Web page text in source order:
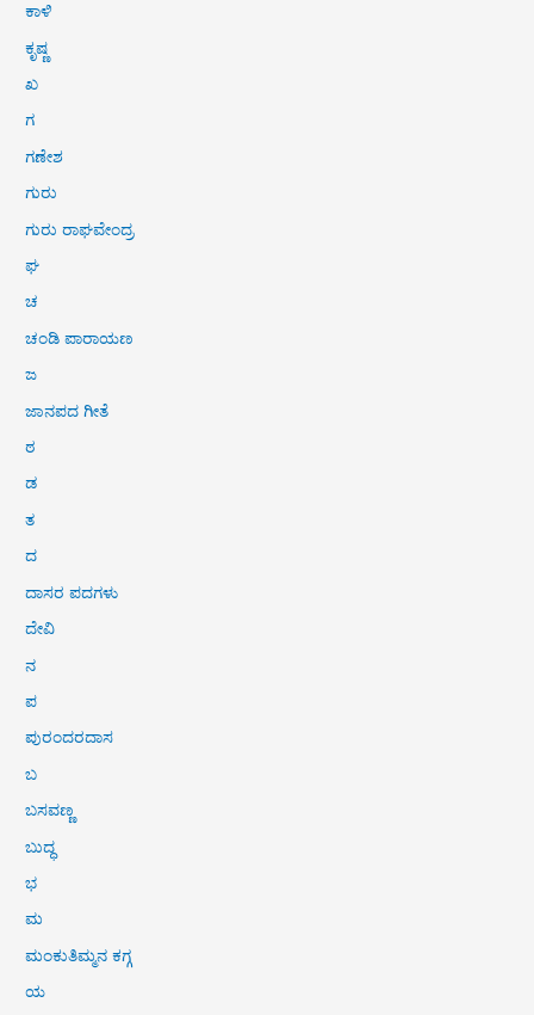
ಕಾಳಿ
ಕೃಷ್ಣ
ಖ
ಗ
ಗಣೇಶ
ಗುರು
ಗುರು ರಾಘವೇಂದ್ರ
ಘ
ಚ
ಚಂಡಿ ಪಾರಾಯಣ
ಜ
ಜಾನಪದ ಗೀತೆ
ಠ
ಡ
ತ
ದ
ದಾಸರ ಪದಗಳು
ದೇವಿ
ನ
ಪ
ಪುರಂದರದಾಸ
ಬ
ಬಸವಣ್ಣ
ಬುದ್ಧ
ಭ
ಮ
ಮಂಕುತಿಮ್ಮನ ಕಗ್ಗ
ಯ